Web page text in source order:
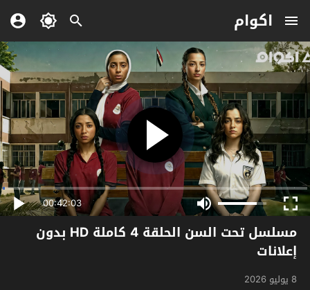
اكوام
00:42:03
مسلسل تحت السن الحلقة 4 كاملة HD بدون
إعلانات
8 يوليو 2026